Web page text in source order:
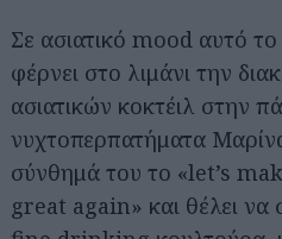
Σε ασιατικό mood αυτό
φέρνει στο λιμάνι την
ασιατικών κοκτέιλ στην
νυχτοπερπατήματα
σύνθημά του το «let’s
great again» και θέλει να